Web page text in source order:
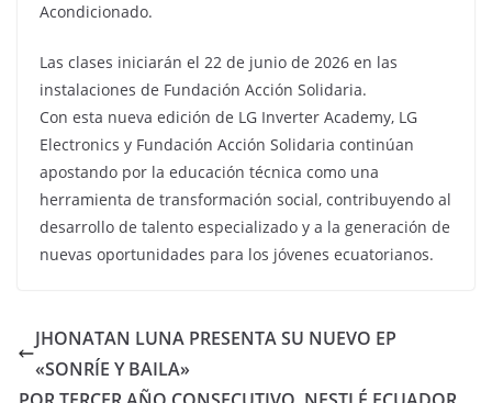
Acondicionado.
Las clases iniciarán el 22 de junio de 2026 en las
instalaciones de Fundación Acción Solidaria.
Con esta nueva edición de LG Inverter Academy, LG
Electronics y Fundación Acción Solidaria continúan
apostando por la educación técnica como una
herramienta de transformación social, contribuyendo al
desarrollo de talento especializado y a la generación de
nuevas oportunidades para los jóvenes ecuatorianos.
JHONATAN LUNA PRESENTA SU NUEVO EP
«SONRÍE Y BAILA»